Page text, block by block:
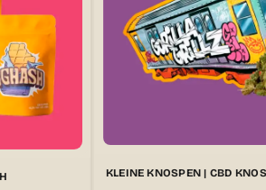
KLEINE KNOSPEN | CBD